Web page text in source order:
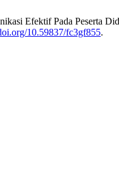
Efektif Pada Peserta
10.59837/fc3gf855.